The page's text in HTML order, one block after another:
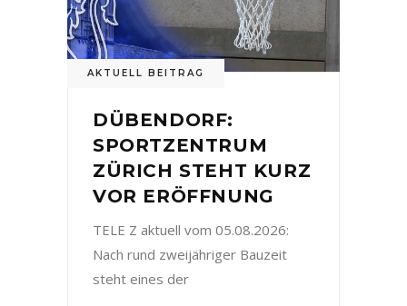
AKTUELL BEITRAG
DÜBENDORF:
SPORTZENTRUM
ZÜRICH STEHT KURZ
VOR ERÖFFNUNG
TELE Z aktuell vom 05.08.2026:
Nach rund zweijähriger Bauzeit
steht eines der